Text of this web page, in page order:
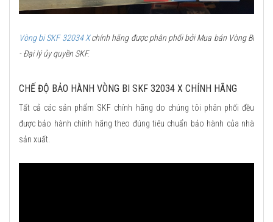
Vòng bi SKF 32034 Xchính hãng được phân phối bởi Mua bán Vòng Bi
- Đại lý ủy quyền SKF.
CHẾ ĐỘ BẢO HÀNH VÒNG BI SKF 32034 X CHÍNH HÃNG
Tất cả các sản phẩm SKF chính hãng do chúng tôi phân phối đều
được bảo hành chính hãng theo đúng tiêu chuẩn bảo hành của nhà
sản xuất.